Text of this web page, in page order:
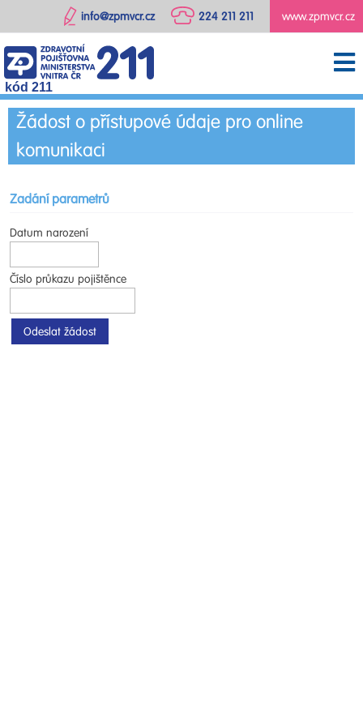
www.zpmvcr.cz
224 211 211
info@zpmvcr.cz
kód 211
Žádost o přístupové údaje pro online
komunikaci
Zadání parametrů
Datum narození
Číslo průkazu pojištěnce